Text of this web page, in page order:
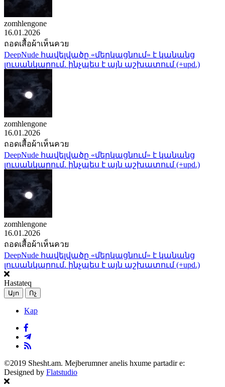
zomhlengone
16.01.2026
ถอดเสื้อผ้าเห็นควย
DeepNude հավելվածը «մերկացնում» է կանանց
լուսանկարում. ինչպես է այն աշխատում (+upd.)
zomhlengone
16.01.2026
ถอดเสื้อผ้าเห็นควย
DeepNude հավելվածը «մերկացնում» է կանանց
լուսանկարում. ինչպես է այն աշխատում (+upd.)
zomhlengone
16.01.2026
ถอดเสื้อผ้าเห็นควย
DeepNude հավելվածը «մերկացնում» է կանանց
լուսանկարում. ինչպես է այն աշխատում (+upd.)
Hastateq
Այո Ոչ
Kap
©2019 Shesht.am. Mejberumner anelis hxume partadir e:
Designed by Flatstudio